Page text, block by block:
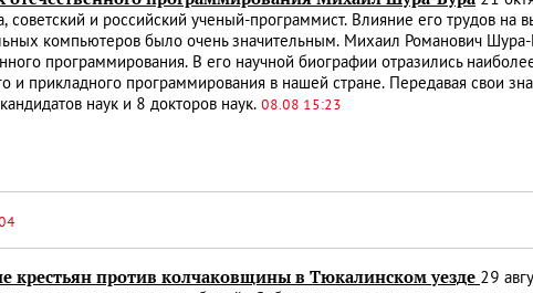
советский и российский ученый-программист. Влияние его трудов на
компьютеров было очень значительным. Михаил Романович Шура-
программирования. В его научной биографии отразились
и прикладного программирования в нашей стране. Передавая свои
наук и 8 докторов наук. 08.08 15:23
крестьян против колчаковщины в Тюкалинском уезде 29